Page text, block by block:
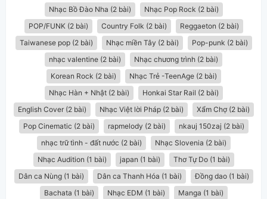
Nhạc Bồ Đào Nha (2 bài)
Nhạc Pop Rock (2 bài)
POP/FUNK (2 bài)
Country Folk (2 bài)
Reggaeton (2 bài)
Taiwanese pop (2 bài)
Nhạc miền Tây (2 bài)
Pop-punk (2 bài)
nhạc valentine (2 bài)
Nhạc chương trình (2 bài)
Korean Rock (2 bài)
Nhạc Trẻ -TeenAge (2 bài)
Nhạc Hàn + Nhật (2 bài)
Honkai Star Rail (2 bài)
English Cover (2 bài)
Nhạc Việt lời Pháp (2 bài)
Xẩm Chợ (2 bài)
Pop Cinematic (2 bài)
rapmelody (2 bài)
nkauj 150zaj (2 bài)
nhạc trữ tình - đất nước (2 bài)
Nhạc Slovenia (2 bài)
Nhạc Audition (1 bài)
japan (1 bài)
Thơ Tự Do (1 bài)
Dân ca Nùng (1 bài)
Dân ca Thanh Hóa (1 bài)
Đồng dao (1 bài)
Bachata (1 bài)
Nhạc EDM (1 bài)
Manga (1 bài)